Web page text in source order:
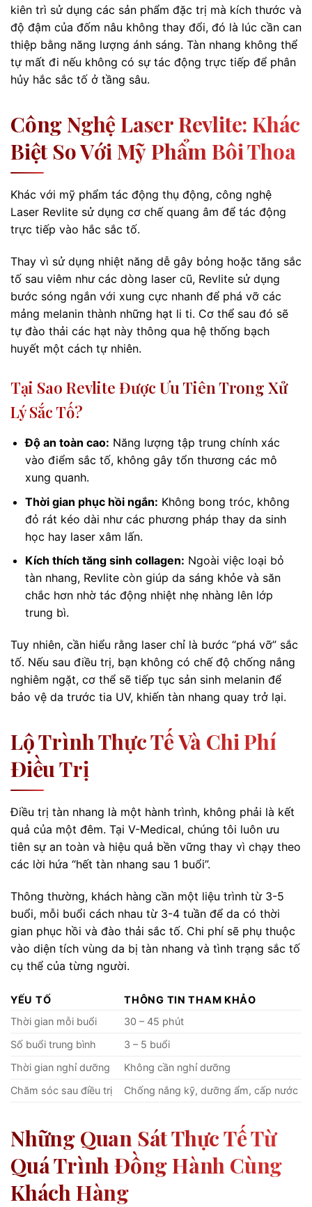
kiên trì sử dụng các sản phẩm đặc trị mà kích thước và
độ đậm của đốm nâu không thay đổi, đó là lúc cần can
thiệp bằng năng lượng ánh sáng. Tàn nhang không thể
tự mất đi nếu không có sự tác động trực tiếp để phân
hủy hắc sắc tố ở tầng sâu.
Công Nghệ Laser Revlite: Khác
Biệt So Với Mỹ Phẩm Bôi Thoa
Khác với mỹ phẩm tác động thụ động, công nghệ
Laser Revlite sử dụng cơ chế quang âm để tác động
trực tiếp vào hắc sắc tố.
Thay vì sử dụng nhiệt năng dễ gây bỏng hoặc tăng sắc
tố sau viêm như các dòng laser cũ, Revlite sử dụng
bước sóng ngắn với xung cực nhanh để phá vỡ các
mảng melanin thành những hạt li ti. Cơ thể sau đó sẽ
tự đào thải các hạt này thông qua hệ thống bạch
huyết một cách tự nhiên.
Tại Sao Revlite Được Ưu Tiên Trong Xử
Lý Sắc Tố?
Độ an toàn cao: Năng lượng tập trung chính xác
vào điểm sắc tố, không gây tổn thương các mô
xung quanh.
Thời gian phục hồi ngắn: Không bong tróc, không
đỏ rát kéo dài như các phương pháp thay da sinh
học hay laser xâm lấn.
Kích thích tăng sinh collagen: Ngoài việc loại bỏ
tàn nhang, Revlite còn giúp da sáng khỏe và săn
chắc hơn nhờ tác động nhiệt nhẹ nhàng lên lớp
trung bì.
Tuy nhiên, cần hiểu rằng laser chỉ là bước “phá vỡ” sắc
tố. Nếu sau điều trị, bạn không có chế độ chống nắng
nghiêm ngặt, cơ thể sẽ tiếp tục sản sinh melanin để
bảo vệ da trước tia UV, khiến tàn nhang quay trở lại.
Lộ Trình Thực Tế Và Chi Phí
Điều Trị
Điều trị tàn nhang là một hành trình, không phải là kết
quả của một đêm. Tại V-Medical, chúng tôi luôn ưu
tiên sự an toàn và hiệu quả bền vững thay vì chạy theo
các lời hứa “hết tàn nhang sau 1 buổi”.
Thông thường, khách hàng cần một liệu trình từ 3-5
buổi, mỗi buổi cách nhau từ 3-4 tuần để da có thời
gian phục hồi và đào thải sắc tố. Chi phí sẽ phụ thuộc
vào diện tích vùng da bị tàn nhang và tình trạng sắc tố
cụ thể của từng người.
YẾU TỐ
THÔNG TIN THAM KHẢO
Thời gian mỗi buổi
30 – 45 phút
Số buổi trung bình
3 – 5 buổi
Thời gian nghỉ dưỡng
Không cần nghỉ dưỡng
Chăm sóc sau điều trị
Chống nắng kỹ, dưỡng ẩm, cấp nước
Những Quan Sát Thực Tế Từ
Quá Trình Đồng Hành Cùng
Khách Hàng